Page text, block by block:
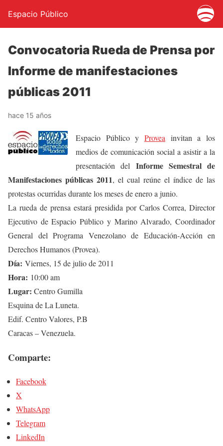
Espacio Público
Convocatoria Rueda de Prensa por
Informe de manifestaciones
públicas 2011
hace 15 años
Espacio Público y Provea invitan a los
medios de comunicación social a asistir a la
presentación del Informe Semestral de
Manifestaciones públicas 2011, el cual reúne el índice de las
protestas ocurridas durante los meses de enero a junio.
La rueda de prensa estará presidida por Carlos Correa, Director
Ejecutivo de Espacio Público y Marino Alvarado, Coordinador
General del Programa Venezolano de Educación-Acción en
Derechos Humanos (Provea).
Día: Viernes, 15 de julio de 2011
Hora: 10:00 am
Lugar: Centro Gumilla
Esquina de La Luneta.
Edif. Centro Valores, P.B
Caracas – Venezuela.
Comparte:
Facebook
X
WhatsApp
Telegram
LinkedIn